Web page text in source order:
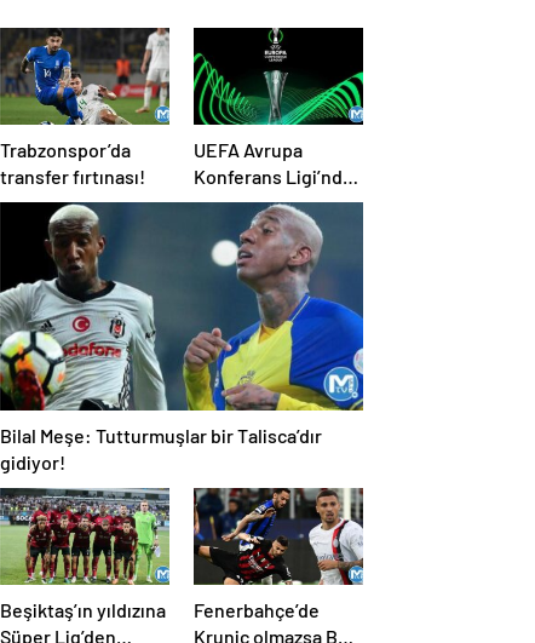
Trabzonspor’da
transfer fırtınası!
UEFA Avrupa
Konferans Ligi’nde
kritik gün!
Bilal Meşe: Tutturmuşlar bir Talisca’dır
gidiyor!
Beşiktaş’ın yıldızına
Süper Lig’den
Fenerbahçe’de
Krunic olmazsa B